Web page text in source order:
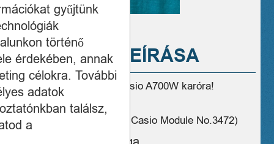
A TERMÉK LEÍRÁSA
Eladó használt, szép Casio A700W karóra!
Szerkezet
Japán Kvarc szerkezet (Casio Module No.3472)
gyűjtünk
történő
érdekében, annak
célokra. További
adatok
találsz,
a